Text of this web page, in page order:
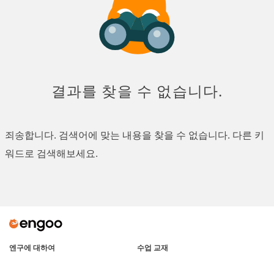
결과를 찾을 수 없습니다.
죄송합니다. 검색어에 맞는 내용을 찾을 수 없습니다. 다른 키
워드로 검색해보세요.
엔구에 대하여
수업 교재